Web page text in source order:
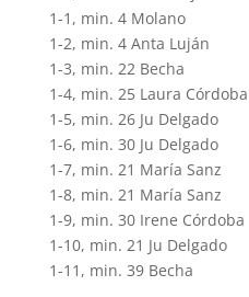
1-1, min. 4 Molano
1-2, min. 4 Anta Luján
1-3, min. 22 Becha
1-4, min. 25 Laura Córdoba
1-5, min. 26 Ju Delgado
1-6, min. 30 Ju Delgado
1-7, min. 21 María Sanz
1-8, min. 21 María Sanz
1-9, min. 30 Irene Córdoba
1-10, min. 21 Ju Delgado
1-11, min. 39 Becha